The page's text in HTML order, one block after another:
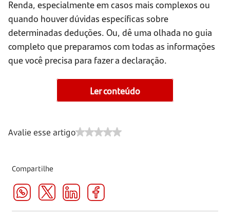
Renda, especialmente em casos mais complexos ou
quando houver dúvidas específicas sobre
determinadas deduções. Ou, dê uma olhada no guia
completo que preparamos com todas as informações
que você precisa para fazer a declaração.
Ler conteúdo
Avalie esse artigo
Compartilhe